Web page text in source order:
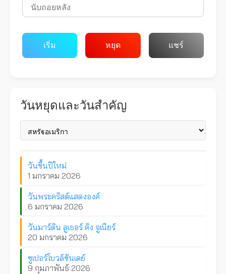
เริ่ม หยุด แชร์
วันหยุดและวันสำคัญ
วันขึ้นปีใหม่
1 มกราคม 2026
วันพระคริสต์แสดงองค์
6 มกราคม 2026
วันมาร์ติน ลูเธอร์ คิง จูเนียร์
20 มกราคม 2026
ซูเปอร์โบวล์ซันเดย์
9 กุมภาพันธ์ 2026